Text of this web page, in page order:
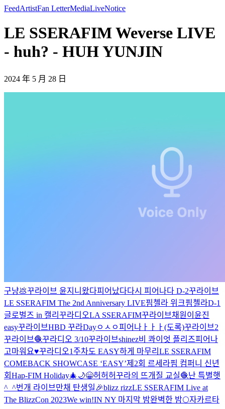
FeedArtistFan LetterMediaLiveNotice
LE SSERAFIM Weverse LIVE
- huh? - HUH YUNJIN
2024 年 5 月 28 日
구냥💩꾸라이브 윤지니왔다피어났다다시 피어나다 D-2꾸라이브
LE SSERAFIM The 2nd Anniversary LIVE핌첼라 위크핌첼라D-1
글로벌즈 in 캘리 꾸라디오LA SSERAFIM꾸라이브채원이 윤진
easy꾸라이브HBD 꾸라Dayㅇㅅㅇ피어나ㅏㅏㅏ(도록)꾸라이브2
꾸라이브🧶꾸라디오 3/10꾸라이브shinez비 콰이엇 플리즈피어나
고마워요♥️꾸라디오1주차도 EASY하게 마무리 LE SSERAFIM
COMEBACK SHOWCASE ‘EASY’제2회 르세라핌 컴퍼니 신년
회 Hap-FIM Holiday🎄🌙😁허허허꾸라의 뜨개질 교실🧶난 특별햇
^_^번개 라이브만채 탄생일🎉blizz rizzLE SSERAFIM Live at
The BlizzCon 2023We win!IN NY 마지막 밤완벽한 밤🌕자카르타